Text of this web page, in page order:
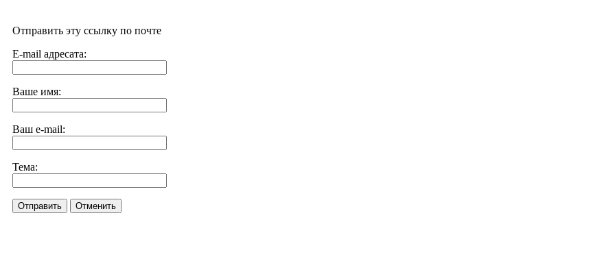
Отправить эту ссылку по почте
E-mail адресата:
Ваше имя:
Ваш e-mail:
Тема:
Отправить Отменить